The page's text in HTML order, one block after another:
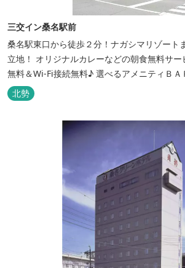
三交イン桑名駅前
桑名駅東口から徒歩２分！ナガシマリゾート
立地！ オリジナルカレーなどの朝食無料サ
無料＆Wi-Fi接続無料♪ 選べるアメニティＢＡ
適な滞在をサポート！
北勢